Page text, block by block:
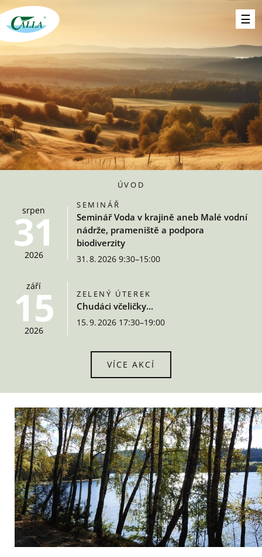
ÚVOD
srpen
31
2026
SEMINÁŘ
Seminář Voda v krajině aneb Malé vodní
nádrže, prameniště a podpora
biodiverzity
31. 8. 2026 9:30–15:00
září
15
2026
ZELENÝ ÚTEREK
Chudáci včeličky...
15. 9. 2026 17:30–19:00
VÍCE AKCÍ